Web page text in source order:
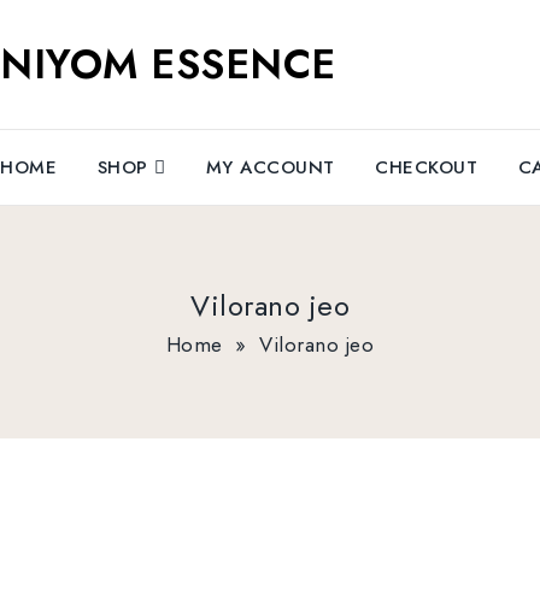
NIYOM ESSENCE
HOME SHOP MY ACCOUNT CHECKOUT
Vilorano jeo
Home » Vilorano jeo